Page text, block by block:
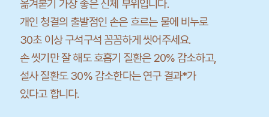
옮겨붙기 가장 좋은 신체 부위입니다.
개인 청결의 출발점인 손은 흐르는 물에 비누로
30초 이상 구석구석 꼼꼼하게 씻어주세요.
손 씻기만 잘 해도 호흡기 질환은 20% 감소하고,
설사 질환도 30% 감소한다는 연구 결과*가
있다고 합니다.